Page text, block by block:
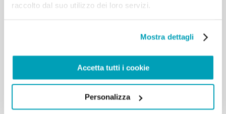
raccolto dal suo utilizzo dei loro servizi.
Mostra dettagli
Accetta tutti i cookie
Personalizza